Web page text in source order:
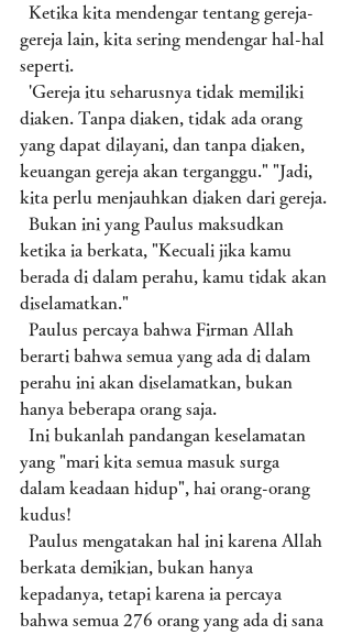
gereja lain, kita sering mendengar hal-hal
seperti.
diaken. Tanpa diaken, tidak ada orang
yang dapat dilayani, dan tanpa diaken,
keuangan gereja akan terganggu." "Jadi,
kita perlu menjauhkan diaken dari gereja.
ketika ia berkata, "Kecuali jika kamu
berada di dalam perahu, kamu tidak akan
diselamatkan."
berarti bahwa semua yang ada di dalam
perahu ini akan diselamatkan, bukan
hanya beberapa orang saja.
yang "mari kita semua masuk surga
dalam keadaan hidup", hai orang-orang
kudus!
berkata demikian, bukan hanya
kepadanya, tetapi karena ia percaya
bahwa semua 276 orang yang ada di sana